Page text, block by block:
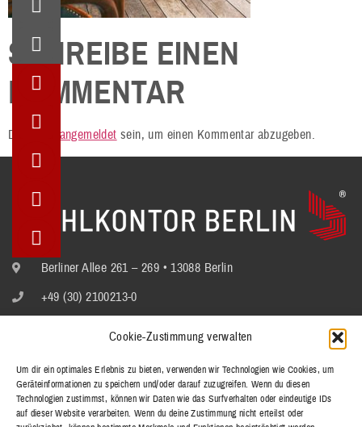
Cookie-Zustimmung verwalten
Um dir ein optimales Erlebnis zu bieten, verwenden wir Technologien wie Cookies, um
Geräteinformationen zu speichern und/oder darauf zuzugreifen. Wenn du diesen
Technologien zustimmst, können wir Daten wie das Surfverhalten oder eindeutige IDs
auf dieser Website verarbeiten. Wenn du deine Zustimmung nicht erteilst oder
SCHREIBE EINEN
KOMMENTAR
Du musst angemeldet sein, um einen Kommentar abzugeben.
Berliner Allee 261 – 269 • 13088 Berlin
+49 (30) 2100213-0
STÜHLE
BÄNKE